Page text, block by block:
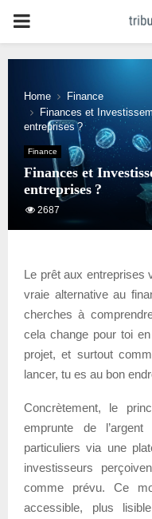
PRIMARY
MENU
Home
Finance
Finances et
entreprises ?
Finance
Finances et
entreprises ?
2687
Le prêt aux entreprises
vraie alternative au
cherches à
cela change pour toi
projet, et surtout
lancer, tu es au bon
Concrètement, le
emprunte de
particuliers via une
investisseurs
comme prévu. Ce
accessible, plus